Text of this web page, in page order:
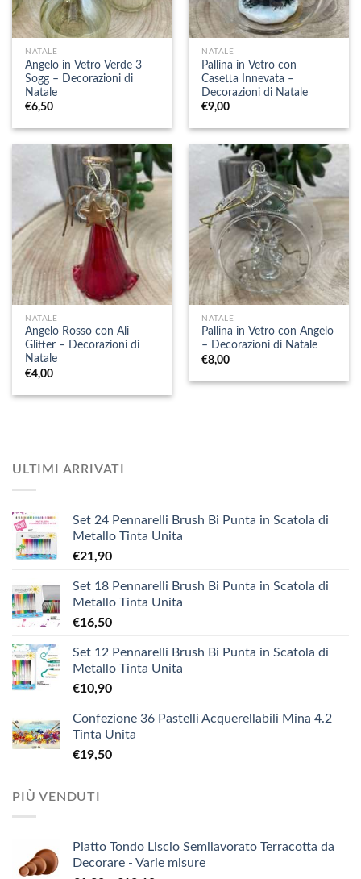
NATALE
Angelo in Vetro Verde 3
Sogg – Decorazioni di
Natale
€6,50
NATALE
Pallina in Vetro con
Casetta Innevata –
Decorazioni di Natale
€9,00
NATALE
Angelo Rosso con Ali
Glitter – Decorazioni di
Natale
€4,00
NATALE
Pallina in Vetro con Angelo
– Decorazioni di Natale
€8,00
ULTIMI ARRIVATI
Set 24 Pennarelli Brush Bi Punta in Scatola di
Metallo Tinta Unita
€21,90
Set 18 Pennarelli Brush Bi Punta in Scatola di
Metallo Tinta Unita
€16,50
Set 12 Pennarelli Brush Bi Punta in Scatola di
Metallo Tinta Unita
€10,90
Confezione 36 Pastelli Acquerellabili Mina 4.2
Tinta Unita
€19,50
PIÙ VENDUTI
Piatto Tondo Liscio Semilavorato Terracotta da
Decorare - Varie misure